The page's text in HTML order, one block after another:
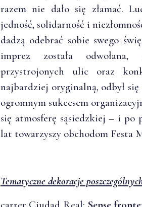
razem nie dało się złamać.
jedność, solidarność i
dadzą odebrać sobie swego
imprez została
przystrojonych ulic oraz
najbardziej oryginalną, odbył
ogromnym sukcesem
się atmosferę sąsiedzkiej – i
lat towarzyszy obchodom Festa
Tematyczne dekoracje